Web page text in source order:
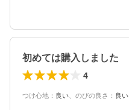
初めては購入しました
4
つけ心地 ： 良い のびの良さ ： 良い